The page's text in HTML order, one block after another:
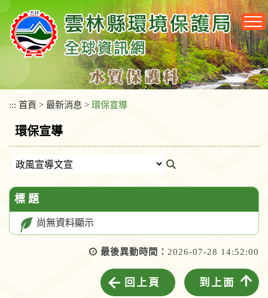
要
區
::: 首頁 > 最新消息 > 環保宣導
環保宣導
標 題
尚無資料顯示
最後異動時間： 2026-07-28 14:52:00
回上頁 到上面